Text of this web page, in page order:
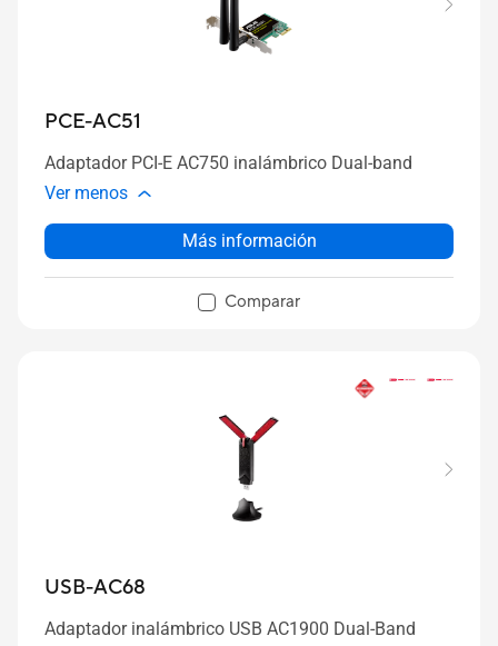
PCE-AC51
Adaptador PCI-E AC750 inalámbrico Dual-band
Ver menos
Más información
Comparar
USB-AC68
Adaptador inalámbrico USB AC1900 Dual-Band